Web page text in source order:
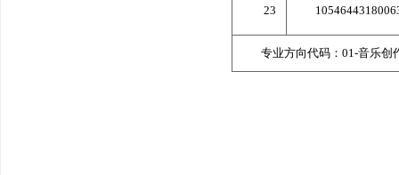
23
专业方向代码：01-音乐创